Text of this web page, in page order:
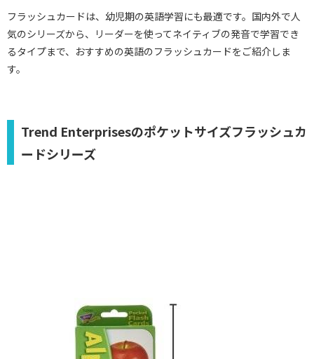
フラッシュカードは、幼児期の英語学習にも最適です。国内外で人
気のシリーズから、リーダーを使ってネイティブの発音で学習でき
るタイプまで、おすすめの英語のフラッシュカードをご紹介しま
す。
Trend Enterprisesのポケットサイズフラッシュカ
ードシリーズ